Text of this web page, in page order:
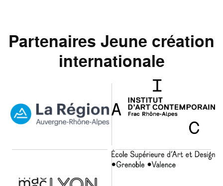
Partenaires Jeune création
internationale